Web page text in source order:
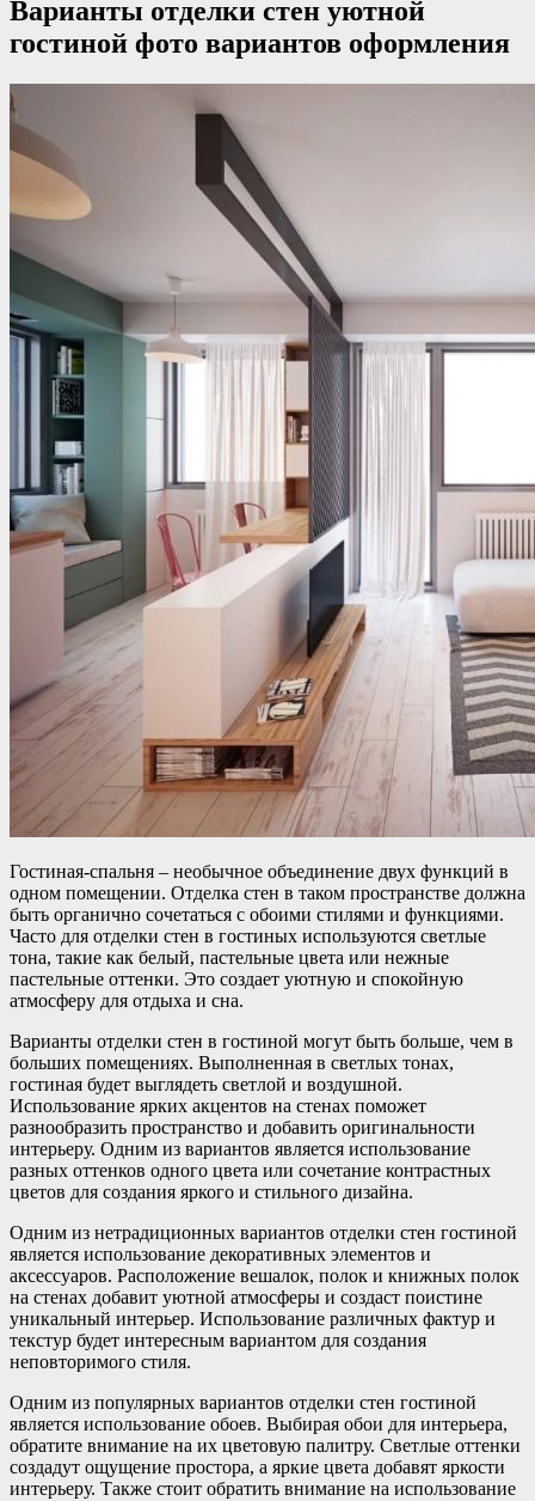
Варианты отделки стен уютной
гостиной фото вариантов оформления
Гостиная-спальня – необычное объединение двух функций в
одном помещении. Отделка стен в таком пространстве должна
быть органично сочетаться с обоими стилями и функциями.
Часто для отделки стен в гостиных используются светлые
тона, такие как белый, пастельные цвета или нежные
пастельные оттенки. Это создает уютную и спокойную
атмосферу для отдыха и сна.
Варианты отделки стен в гостиной могут быть больше, чем в
больших помещениях. Выполненная в светлых тонах,
гостиная будет выглядеть светлой и воздушной.
Использование ярких акцентов на стенах поможет
разнообразить пространство и добавить оригинальности
интерьеру. Одним из вариантов является использование
разных оттенков одного цвета или сочетание контрастных
цветов для создания яркого и стильного дизайна.
Одним из нетрадиционных вариантов отделки стен гостиной
является использование декоративных элементов и
аксессуаров. Расположение вешалок, полок и книжных полок
на стенах добавит уютной атмосферы и создаст поистине
уникальный интерьер. Использование различных фактур и
текстур будет интересным вариантом для создания
неповторимого стиля.
Одним из популярных вариантов отделки стен гостиной
является использование обоев. Выбирая обои для интерьера,
обратите внимание на их цветовую палитру. Светлые оттенки
создадут ощущение простора, а яркие цвета добавят яркости
интерьеру. Также стоит обратить внимание на использование